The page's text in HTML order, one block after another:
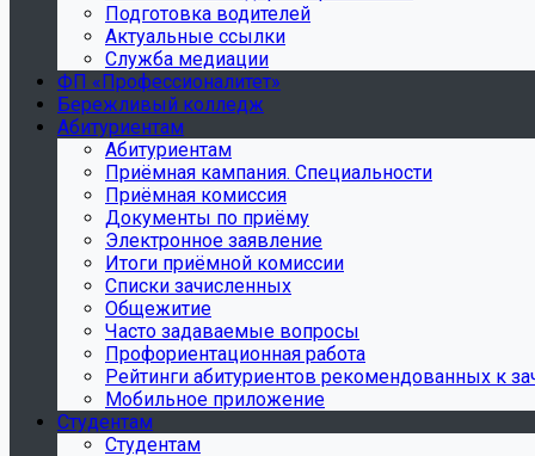
Подготовка водителей
Актуальные ссылки
Служба медиации
ФП «Профессионалитет»
Бережливый колледж
Абитуриентам
Абитуриентам
Приёмная кампания. Специальности
Приёмная комиссия
Документы по приёму
Электронное заявление
Итоги приёмной комиссии
Списки зачисленных
Общежитие
Часто задаваемые вопросы
Профориентационная работа
Рейтинги абитуриентов рекомендованных к
Мобильное приложение
Студентам
Студентам